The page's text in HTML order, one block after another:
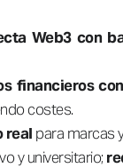
Web3 con
financieros
costes.
real para marcas
y universitario;